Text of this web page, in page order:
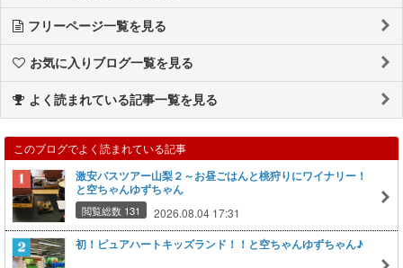
フリーページ一覧を見る
お気に入りブログ一覧を見る
よく読まれている記事一覧を見る
このブログでよく読まれている記事
激安バスツアー山梨２～お昼ごはんと桃狩りにワイナリー！
と空ちゃんゆずちゃん
閲覧総数 131 2026.08.04 17:31
初！ピュアハートキッズランド！！と空ちゃんゆずちゃん♪